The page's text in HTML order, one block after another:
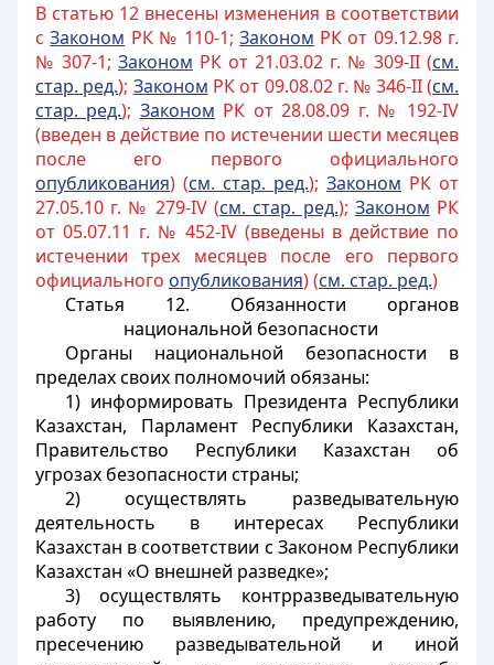
В статью 12 внесены изменения в соответствии
сЗаконом РК № 110-1; Законом РК от 09.12.98 г.
№ 307-1; Законом РК от 21.03.02 г. № 309-II (см.
стар. ред.); Законом РК от 09.08.02 г. № 346-II (см.
стар. ред.); Законом РК от 28.08.09 г. № 192-IV
(введен в действие по истечении шести месяцев
после его первого официального
опубликования) (см. стар. ред.); Законом РК от
27.05.10 г. № 279-IV (см. стар. ред.); Законом РК
от 05.07.11 г. № 452-IV (введены в действие по
истечении трех месяцев после его первого
официального опубликования) (см. стар. ред.)
Статья 12. Обязанности органов
национальной безопасности
Органы национальной безопасности в
пределах своих полномочий обязаны:
1) информировать Президента Республики
Казахстан, Парламент Республики Казахстан,
Правительство Республики Казахстан об
угрозах безопасности страны;
2) осуществлять разведывательную
деятельность в интересах Республики
Казахстан в соответствии с Законом Республики
Казахстан «О внешней разведке»;
3) осуществлять контрразведывательную
работу по выявлению, предупреждению,
пресечению разведывательной и иной